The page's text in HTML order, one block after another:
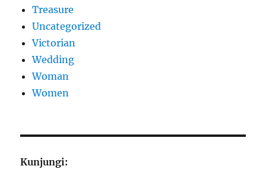
Treasure
Uncategorized
Victorian
Wedding
Woman
Women
Kunjungi: